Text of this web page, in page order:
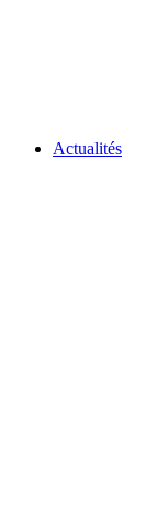
Actualités